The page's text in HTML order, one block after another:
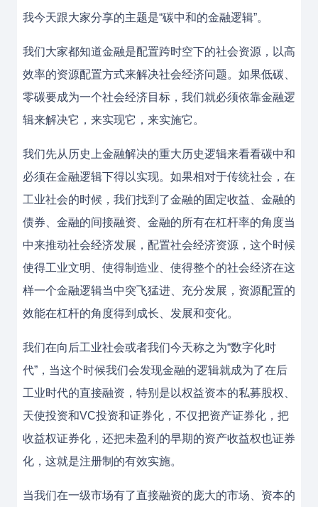
我今天跟大家分享的主题是“碳中和的金融逻辑”。
我们大家都知道金融是配置跨时空下的社会资源，以高
效率的资源配置方式来解决社会经济问题。如果低碳、
零碳要成为一个社会经济目标，我们就必须依靠金融逻
辑来解决它，来实现它，来实施它。
我们先从历史上金融解决的重大历史逻辑来看看碳中和
必须在金融逻辑下得以实现。如果相对于传统社会，在
工业社会的时候，我们找到了金融的固定收益、金融的
债券、金融的间接融资、金融的所有在杠杆率的角度当
中来推动社会经济发展，配置社会经济资源，这个时候
使得工业文明、使得制造业、使得整个的社会经济在这
样一个金融逻辑当中突飞猛进、充分发展，资源配置的
效能在杠杆的角度得到成长、发展和变化。
我们在向后工业社会或者我们今天称之为“数字化时
代”，当这个时候我们会发现金融的逻辑就成为了在后
工业时代的直接融资，特别是以权益资本的私募股权、
天使投资和VC投资和证券化，不仅把资产证券化，把
收益权证券化，还把未盈利的早期的资产收益权也证券
化，这就是注册制的有效实施。
当我们在一级市场有了直接融资的庞大的市场、资本的